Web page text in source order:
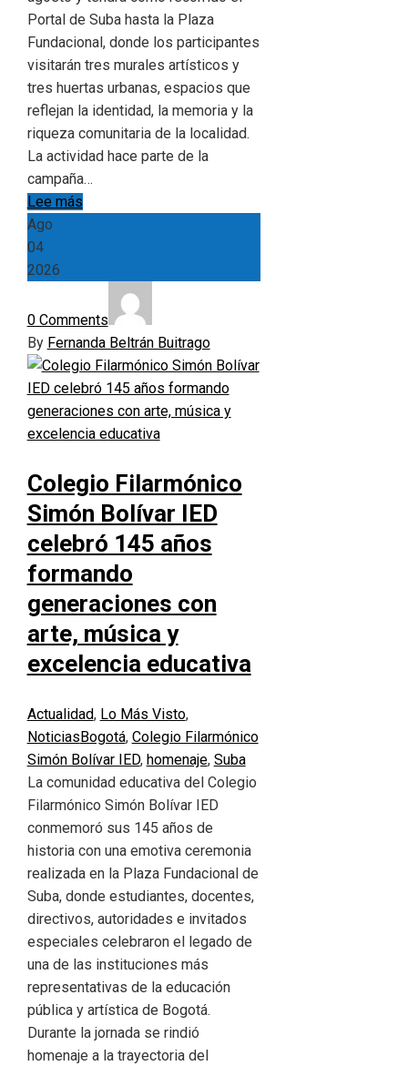
Portal de Suba hasta la Plaza
Fundacional, donde los participantes
visitarán tres murales artísticos y
tres huertas urbanas, espacios que
reflejan la identidad, la memoria y la
riqueza comunitaria de la localidad.
La actividad hace parte de la
campaña…
Lee más
Ago
04
2026
0 Comments
By Fernanda Beltrán Buitrago
Colegio Filarmónico
Simón Bolívar IED
celebró 145 años
formando
generaciones con
arte, música y
excelencia educativa
Actualidad, Lo Más Visto,
Noticias Bogotá, Colegio Filarmónico
Simón Bolívar IED, homenaje, Suba
La comunidad educativa del Colegio
Filarmónico Simón Bolívar IED
conmemoró sus 145 años de
historia con una emotiva ceremonia
realizada en la Plaza Fundacional de
Suba, donde estudiantes, docentes,
directivos, autoridades e invitados
especiales celebraron el legado de
una de las instituciones más
representativas de la educación
pública y artística de Bogotá.
Durante la jornada se rindió
homenaje a la trayectoria del